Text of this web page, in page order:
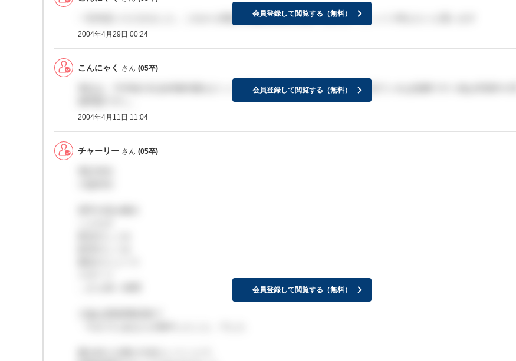
一応内定いただきました。これから承諾の有無を決めに掛かりますが、じっくり考えたいと思います
2004年4月29日 00:24
会員登録して閲覧する（無料）
こんにゃく さん (05卒)
筆記は、中学校の社会科教科書をひっくり返して読んで、あとニュースを見ていれば楽勝です☆他は常識中の常
2004年4月11日 11:04
会員登録して閲覧する（無料）
チャーリー さん (05卒)
会員登録して閲覧する（無料）